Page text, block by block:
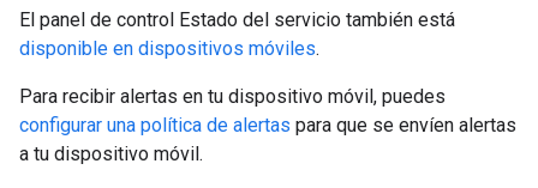
El panel de control Estado del servicio también está
disponible en dispositivos móviles.
Para recibir alertas en tu dispositivo móvil, puedes
configurar una política de alertas para que se envíen alertas
a tu dispositivo móvil.